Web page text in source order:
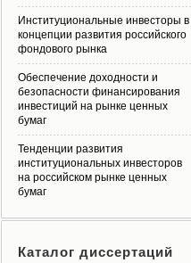
Институциональные инвесторы в
концепции развития российского
фондового рынка
Обеспечение доходности и
безопасности финансирования
инвестиций на рынке ценных
бумаг
Тенденции развития
институциональных инвесторов
на российском рынке ценных
бумаг
Каталог диссертаций